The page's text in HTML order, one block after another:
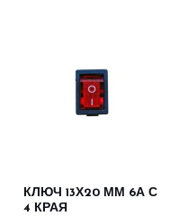
КЛЮЧ 13Х20 ММ 6А С
4 КРАЯ